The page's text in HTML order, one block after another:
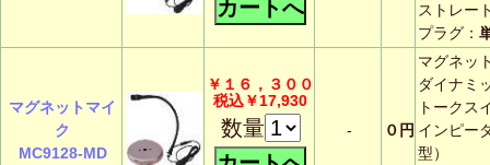
ストレー
プラグ：
マグネットマイ
ク
MC9128-MD
￥１６，３００
税込￥17,930
数量 - ０円
マグネッ
ダイナミ
トークス
インピー
型）